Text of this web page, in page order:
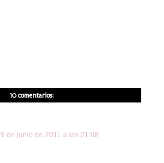
10 comentarios:
9 de junio de 2011 a las 21:08